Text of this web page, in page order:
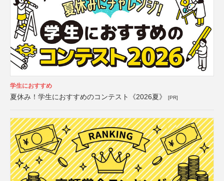
学生におすすめ
夏休み！学生におすすめのコンテスト《2026夏》 [PR]